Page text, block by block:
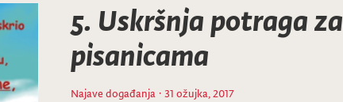
5. Uskršnja potraga za
pisanicama
Najave događanja · 31 ožujka, 2017